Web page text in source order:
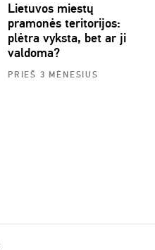
Lietuvos miestų
pramonės teritorijos:
plėtra vyksta, bet ar ji
valdoma?
PRIEŠ 3 MĖNESIUS